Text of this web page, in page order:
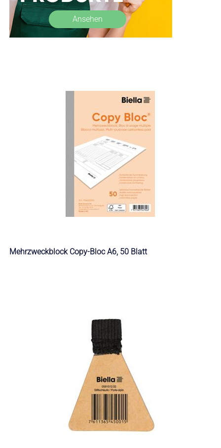
Ansehen
Mehrzweckblock Copy-Bloc A6, 50 Blatt